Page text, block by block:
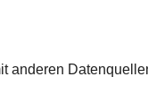
anderen